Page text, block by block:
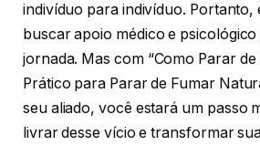
indivíduo para indivíduo. Portanto,
buscar apoio médico e
jornada. Mas com “Como Parar
Prático para Parar de Fumar
seu aliado, você estará um passo
livrar desse vício e transformar